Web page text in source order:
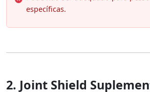
específicas.
2. Joint Shield